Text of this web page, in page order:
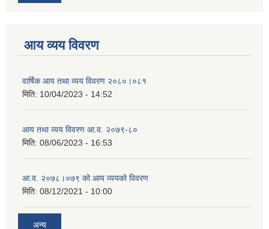
आय व्यय विवरण
वार्षिक आय तथा व्यय विवरण २०८०।०८१
मिति: 10/04/2023 - 14:52
आय तथा व्यय विवरण आ.व. २०७९-८०
मिति: 08/06/2023 - 16:53
आ.व. २०७८।०७९ को आय व्ययको विवरण
मिति: 08/12/2021 - 10:00
अन्य